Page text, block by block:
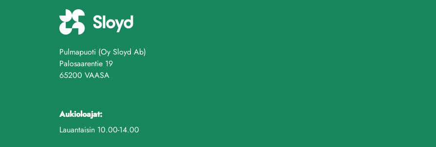
Pulmapuoti (Oy Sloyd Ab)
Palosaarentie 19
65200 VAASA
Aukioloajat:
Lauantaisin 10.00-14.00